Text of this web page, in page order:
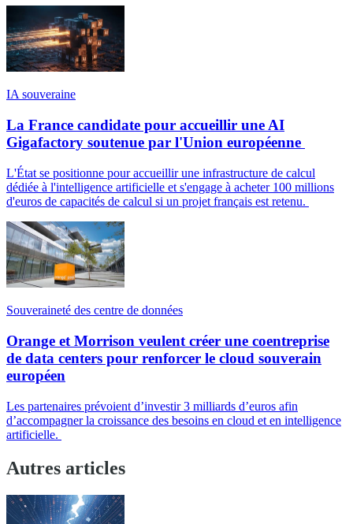
IA souveraine
La France candidate pour accueillir une AI
Gigafactory soutenue par l'Union européenne
L'État se positionne pour accueillir une infrastructure de calcul
dédiée à l'intelligence artificielle et s'engage à acheter 100 millions
d'euros de capacités de calcul si un projet français est retenu.
Souveraineté des centre de données
Orange et Morrison veulent créer une coentreprise
de data centers pour renforcer le cloud souverain
européen
Les partenaires prévoient d’investir 3 milliards d’euros afin
d’accompagner la croissance des besoins en cloud et en intelligence
artificielle.
Autres articles